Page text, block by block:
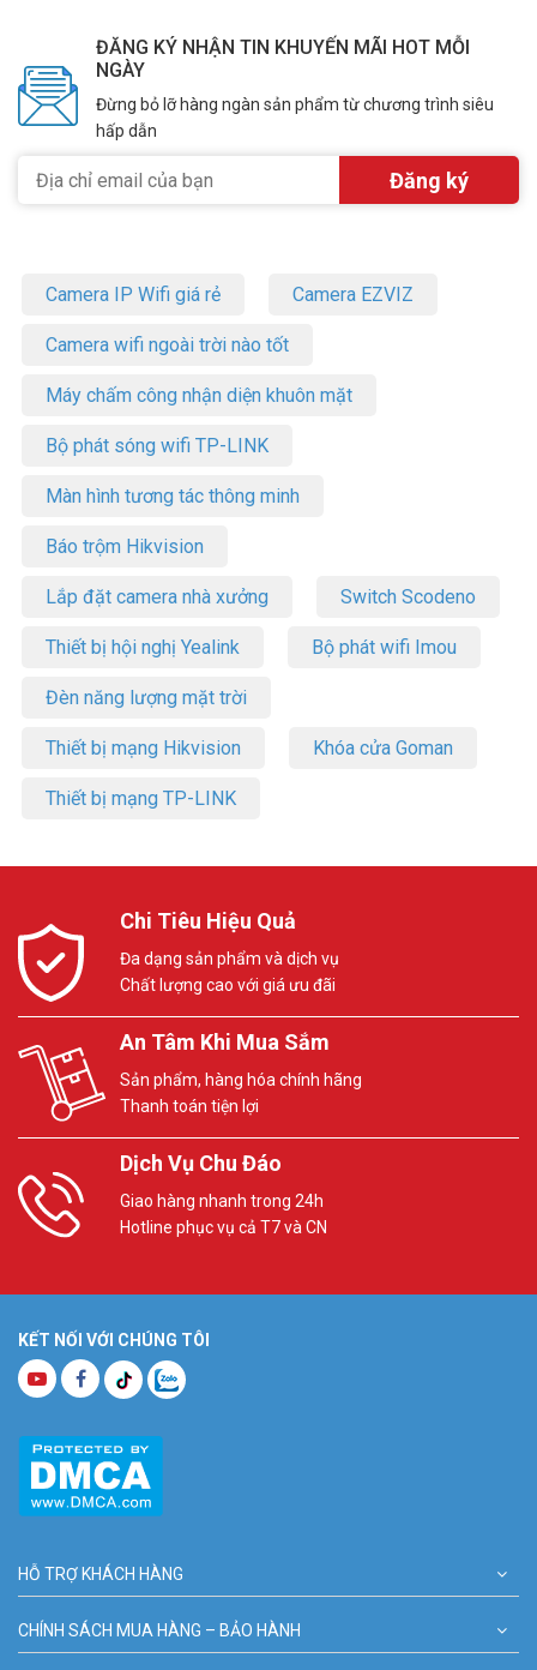
ĐĂNG KÝ NHẬN TIN KHUYẾN MÃI HOT MỖI
NGÀY
Đừng bỏ lỡ hàng ngàn sản phẩm từ chương trình siêu
hấp dẫn
Camera IP Wifi giá rẻ Camera EZVIZ
Camera wifi ngoài trời nào tốt
Máy chấm công nhận diện khuôn mặt
Bộ phát sóng wifi TP-LINK
Màn hình tương tác thông minh
Báo trộm Hikvision
Lắp đặt camera nhà xưởng Switch Scodeno
Thiết bị hội nghị Yealink Bộ phát wifi Imou
Đèn năng lượng mặt trời
Thiết bị mạng Hikvision Khóa cửa Goman
Thiết bị mạng TP-LINK
Chi Tiêu Hiệu Quả
Đa dạng sản phẩm và dịch vụ
Chất lượng cao với giá ưu đãi
An Tâm Khi Mua Sắm
Sản phẩm, hàng hóa chính hãng
Thanh toán tiện lợi
Dịch Vụ Chu Đáo
Giao hàng nhanh trong 24h
Hotline phục vụ cả T7 và CN
KẾT NỐI VỚI CHÚNG TÔI
HỖ TRỢ KHÁCH HÀNG
CHÍNH SÁCH MUA HÀNG – BẢO HÀNH